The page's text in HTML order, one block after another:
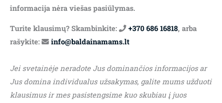
informacija nėra viešas pasiūlymas.
Turite klausimų? Skambinkite: +370 686 16818, arba
rašykite:
info@baldainamams.lt
Jei svetainėje neradote Jus dominančios informacijos ar
Jus domina individualus užsakymas, galite mums užduoti
klausimus ir mes pasistengsime kuo skubiau į juos